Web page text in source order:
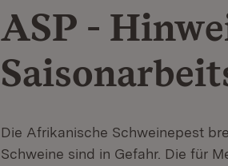
ASP -
Die Afrikanische Schweinepest
Schweine sind in Gefahr. Die für